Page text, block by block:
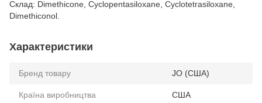
Склад: Dimethicone, Cyclopentasiloxane, Cyclotetrasiloxane,
Dimethiconol.
Характеристики
Бренд товару JO (США)
Країна виробництва США